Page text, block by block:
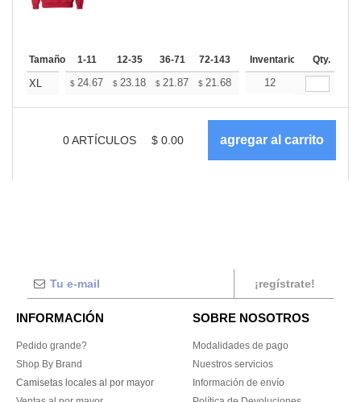
Tamaño 1-11 12-35 36-71 72-143 144-287 288 +
Inventario Qty.
XL $ 24.67 $ 23.18 $ 21.87 $ 21.68 21.31
12
0ARTÍCULOS $ 0.00
¡regístrate!
INFORMACIÓN
Pedido grande?
Shop By Brand
Camisetas locales al por mayor
SOBRE NOSOTROS
Modalidades de pago
Nuestros servicios
Información de envío